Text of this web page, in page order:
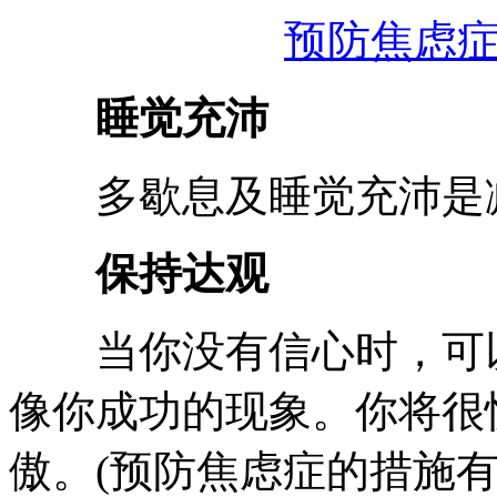
预防焦虑
睡觉充沛
多歇息及睡觉充沛是
保持达观
当你没有信心时，可
像你成功的现象。你将
傲。(预防焦虑症的措施